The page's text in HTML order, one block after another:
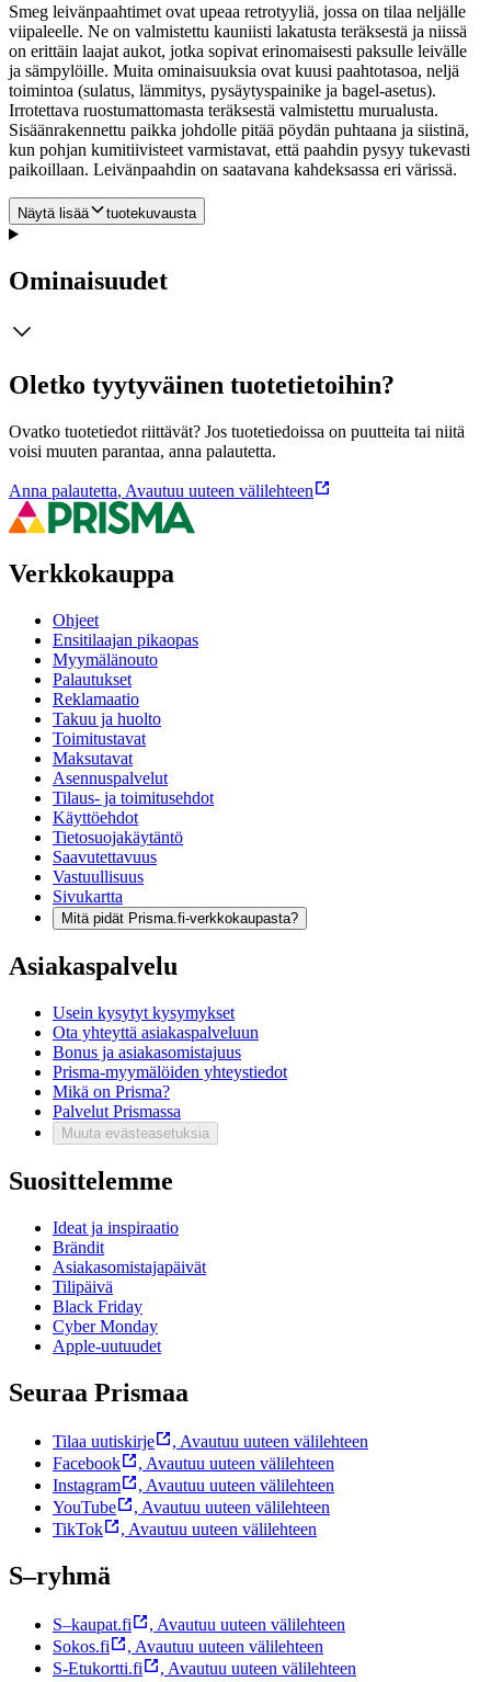
Smeg leivänpaahtimet ovat upeaa retrotyyliä, jossa on tilaa neljälle
viipaleelle. Ne on valmistettu kauniisti lakatusta teräksestä ja niissä
on erittäin laajat aukot, jotka sopivat erinomaisesti paksulle leivälle
ja sämpylöille. Muita ominaisuuksia ovat kuusi paahtotasoa, neljä
toimintoa (sulatus, lämmitys, pysäytyspainike ja bagel-asetus).
Irrotettava ruostumattomasta teräksestä valmistettu murualusta.
Sisäänrakennettu paikka johdolle pitää pöydän puhtaana ja siistinä,
kun pohjan kumitiivisteet varmistavat, että paahdin pysyy tukevasti
paikoillaan. Leivänpaahdin on saatavana kahdeksassa eri värissä.
Näytä lisää tuotekuvausta
Ominaisuudet
Oletko tyytyväinen tuotetietoihin?
Ovatko tuotetiedot riittävät? Jos tuotetiedoissa on puutteita tai niitä
voisi muuten parantaa, anna palautetta.
Anna palautetta, Avautuu uuteen välilehteen
Verkkokauppa
Ohjeet
Ensitilaajan pikaopas
Myymälänouto
Palautukset
Reklamaatio
Takuu ja huolto
Toimitustavat
Maksutavat
Asennuspalvelut
Tilaus- ja toimitusehdot
Käyttöehdot
Tietosuojakäytäntö
Saavutettavuus
Vastuullisuus
Sivukartta
Mitä pidät Prisma.fi-verkkokaupasta?
Asiakaspalvelu
Usein kysytyt kysymykset
Ota yhteyttä asiakaspalveluun
Bonus ja asiakasomistajuus
Prisma-myymälöiden yhteystiedot
Mikä on Prisma?
Palvelut Prismassa
Muuta evästeasetuksia
Suosittelemme
Ideat ja inspiraatio
Brändit
Asiakasomistajapäivät
Tilipäivä
Black Friday
Cyber Monday
Apple-uutuudet
Seuraa Prismaa
Tilaa uutiskirje , Avautuu uuteen välilehteen
Facebook
, Avautuu uuteen välilehteen
Instagram
, Avautuu uuteen välilehteen
YouTube
, Avautuu uuteen välilehteen
TikTok
, Avautuu uuteen välilehteen
S–ryhmä
S–kaupat.fi , Avautuu uuteen välilehteen
Sokos.fi
, Avautuu uuteen välilehteen
S-Etukortti.fi
, Avautuu uuteen välilehteen